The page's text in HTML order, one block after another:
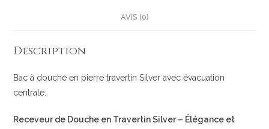
AVIS (0)
Description
Bac à douche en pierre travertin Silver avec évacuation
centrale.
Receveur de Douche en Travertin Silver – Élégance et